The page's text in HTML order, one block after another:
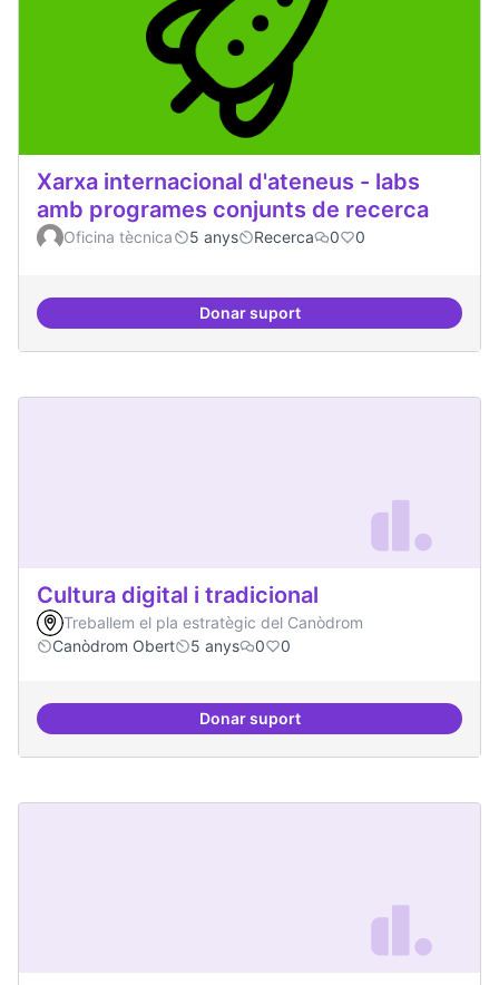
Xarxa internacional d'ateneus - labs
amb programes conjunts de recerca
Oficina tècnica 5 anys Recerca 0 0
Donar suportXarxa internacional d'ateneus -
Cultura digital i tradicional
Treballem el pla estratègic del Canòdrom
Canòdrom Obert
5 anys 0 0
Donar suportCultura digital i tradicional